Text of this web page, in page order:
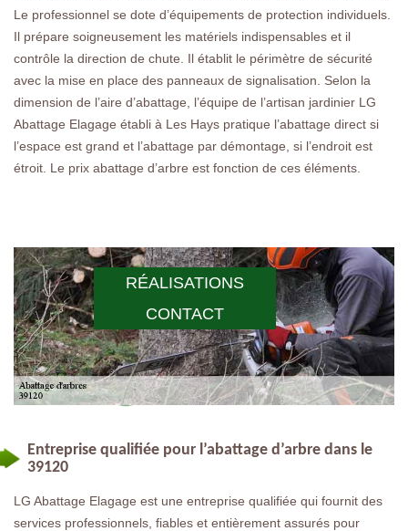
RÉALISATIONS
CONTACT
Le professionnel se dote d’équipements de protection individuels.
Il prépare soigneusement les matériels indispensables et il
contrôle la direction de chute. Il établit le périmètre de sécurité
avec la mise en place des panneaux de signalisation. Selon la
dimension de l’aire d’abattage, l’équipe de l’artisan jardinier LG
Abattage Elagage établi à Les Hays pratique l’abattage direct si
l’espace est grand et l’abattage par démontage, si l’endroit est
étroit. Le prix abattage d’arbre est fonction de ces éléments.
Entreprise qualifiée pour l’abattage d’arbre dans le
39120
LG Abattage Elagage est une entreprise qualifiée qui fournit des
services professionnels, fiables et entièrement assurés pour